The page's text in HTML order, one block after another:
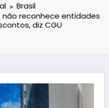
Brasil
reconhece entidades
diz CGU